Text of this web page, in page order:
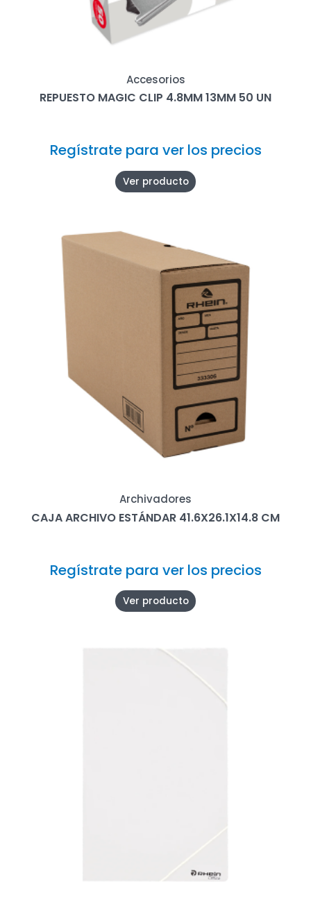
Accesorios
REPUESTO MAGIC CLIP 4.8MM 13MM 50 UN
Regístrate para ver los precios
Ver producto
Archivadores
CAJA ARCHIVO ESTÁNDAR 41.6X26.1X14.8 CM
Regístrate para ver los precios
Ver producto